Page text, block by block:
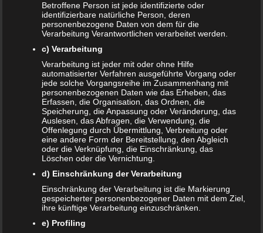
Das sind die vier Phasen der Eltern-Kind-Beziehung
Bildschirmzeit für Kinder: So viel ist wirklich genug!
Schwangerschaft – ein kurzer Überblick
Schwangerschaft: 1. Trimester
Babyhaut schützen: So gelingt es am besten!
NEUE KOMMENTARE
Frank Zimmermannzu Schwanger von Affäre – was nun?
Kristin Rudolph zuVollmachten für Kinder
zuVollmachten für Kinder
zuBRIO Angebote – Holzeisenbahnen besonders
günstig kaufen
Betroffene Person ist jede identifizierte oder
identifizierbare natürliche Person, deren
personenbezogene Daten von dem für die
Verarbeitung Verantwortlichen verarbeitet werden.
c) Verarbeitung
Verarbeitung ist jeder mit oder ohne Hilfe
automatisierter Verfahren ausgeführte Vorgang oder
jede solche Vorgangsreihe im Zusammenhang mit
personenbezogenen Daten wie das Erheben, das
Erfassen, die Organisation, das Ordnen, die
Speicherung, die Anpassung oder Veränderung, das
Auslesen, das Abfragen, die Verwendung, die
Offenlegung durch Übermittlung, Verbreitung oder
eine andere Form der Bereitstellung, den Abgleich
oder die Verknüpfung, die Einschränkung, das
Löschen oder die Vernichtung.
d) Einschränkung der Verarbeitung
Einschränkung der Verarbeitung ist die Markierung
gespeicherter personenbezogener Daten mit dem Ziel,
ihre künftige Verarbeitung einzuschränken.
e) Profiling